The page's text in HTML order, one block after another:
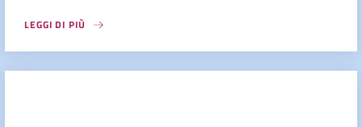
LEGGI DI PIÙ